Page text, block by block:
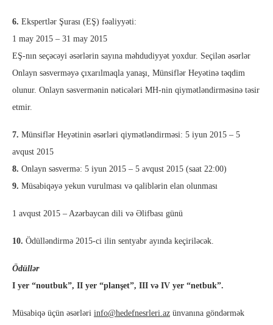
6. Ekspertlər Şurası (EŞ) fəaliyyəti:
1 may 2015 – 31 may 2015
EŞ-nın seçəcəyi əsərlərin sayına məhdudiyyət yoxdur. Seçilən əsərlər
Onlayn səsverməyə çıxarılmaqla yanaşı, Münsiflər Heyətinə təqdim
olunur. Onlayn səsvermənin nəticələri MH-nin qiymətləndirməsinə təsir
etmir.
7. Münsiflər Heyətinin əsərləri qiymətləndirməsi: 5 iyun 2015 – 5
avqust 2015
8. Onlayn səsvermə: 5 iyun 2015 – 5 avqust 2015 (saat 22:00)
9. Müsabiqəyə yekun vurulması və qaliblərin elan olunması
1 avqust 2015 – Azərbaycan dili və Əlifbası günü
10. Ödülləndirmə 2015-ci ilin sentyabr ayında keçiriləcək.
Ödüllər
I yer “noutbuk”, II yer “planşet”, III və IV yer “netbuk”.
Müsabiqə üçün əsərləri info@hedefnesrleri.az ünvanına göndərmək